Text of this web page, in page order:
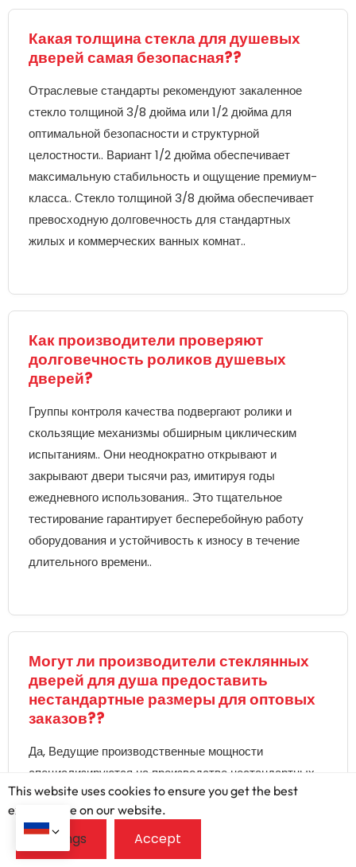
Какая толщина стекла для душевых
дверей самая безопасная??
Отраслевые стандарты рекомендуют закаленное
стекло толщиной 3/8 дюйма или 1/2 дюйма для
оптимальной безопасности и структурной
целостности.. Вариант 1/2 дюйма обеспечивает
максимальную стабильность и ощущение премиум-
класса.. Стекло толщиной 3/8 дюйма обеспечивает
превосходную долговечность для стандартных
жилых и коммерческих ванных комнат..
Как производители проверяют
долговечность роликов душевых
дверей?
Группы контроля качества подвергают ролики и
скользящие механизмы обширным циклическим
испытаниям.. Они неоднократно открывают и
закрывают двери тысячи раз, имитируя годы
ежедневного использования.. Это тщательное
тестирование гарантирует бесперебойную работу
оборудования и устойчивость к износу в течение
длительного времени..
Могут ли производители стеклянных
дверей для душа предоставить
нестандартные размеры для оптовых
заказов??
Да, Ведущие производственные мощности
специализируются на производстве нестандартных
размеров для крупных заказов.. Ведущие
производители оценивают конкретные
пространственные требования и разрабатывают
чертежи для резки., характер, и отделочные
This website uses cookies to ensure you get the best
exprerience on our website.